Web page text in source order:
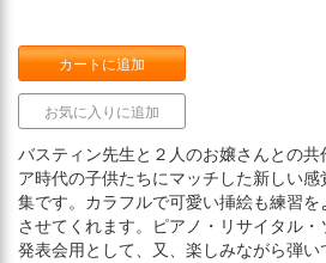
カートに追加
お気に入りに追加
バスティン先生と２人のお嬢さんとの共
ア時代の子供たちにマッチした新しい感
集です。カラフルで可愛い挿絵も練習を
させてくれます。ピアノ・リサイタル・
発表会用として、又、楽しみながら弾い